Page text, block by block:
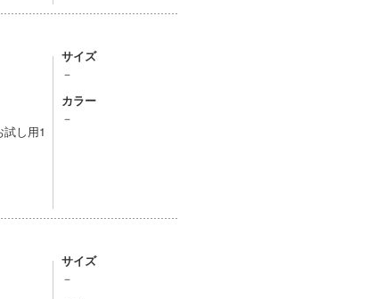
し用1
サイズ
－
カラー
－
サイズ
－